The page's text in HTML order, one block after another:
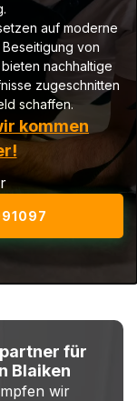
auf moderne
von
nachhaltige
zugeschnitten
schaffen.
kommen
für
Blaiken
wir